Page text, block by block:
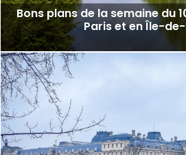
Bons plans de la semaine du
Paris et en Île-